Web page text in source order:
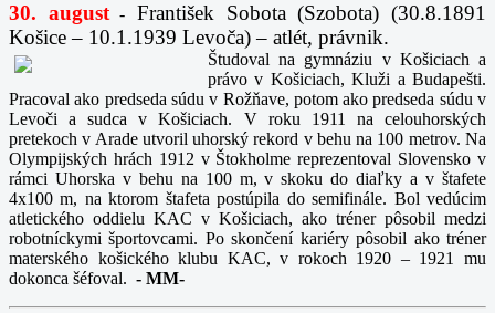
30. august-
František Sobota (Szobota) (30.8.1891
Košice – 10.1.1939 Levoča) – atlét, právnik.
Študoval na gymnáziu v Košiciach a
právo v Košiciach, Kluži a Budapešti.
Pracoval ako predseda súdu v Rožňave, potom ako predseda súdu v
Levoči a sudca v Košiciach. V roku 1911 na celouhorských
pretekoch v Arade utvoril uhorský rekord v behu na 100 metrov. Na
Olympijských hrách 1912 v Štokholme reprezentoval Slovensko v
rámci Uhorska v behu na 100 m, v skoku do diaľky a v štafete
4x100 m, na ktorom štafeta postúpila do semifinále. Bol vedúcim
atletického oddielu KAC v Košiciach, ako tréner pôsobil medzi
robotníckymi športovcami. Po skončení kariéry pôsobil ako tréner
materského košického klubu KAC, v rokoch 1920 – 1921 mu
dokonca šéfoval. - MM-